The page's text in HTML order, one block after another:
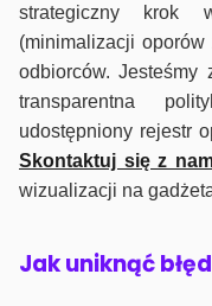
strategiczny krok
(minimalizacji
odbiorców. Jesteśmy
transparentna
udostępniony rejestr
Skontaktuj się z
wizualizacji na
Jak uniknąć